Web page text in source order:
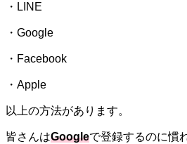
・LINE
・Google
・Facebook
・Apple
以上の方法があります。
皆さんはGoogleで登録するのに慣